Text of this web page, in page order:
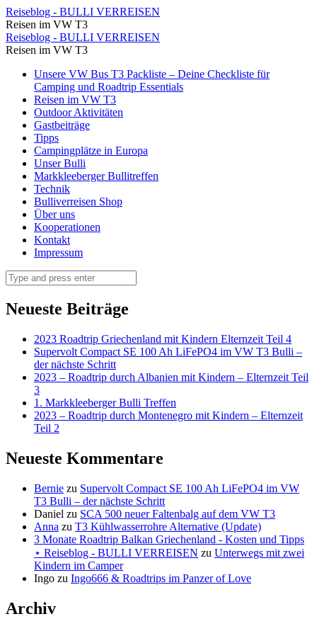
Mulde
-
Wandern
rund
Grimma
Reiseblog
BULLI
VERREISEN
Reiseblog - BULLI VERREISEN
Reisen im VW T3
Mulde
-
Wandern
rund
um
Grimma
Reiseblog
BULLI
VERREISEN
Reiseblog - BULLI VERREISEN
Reisen im VW T3
Skip
content
Unsere VW Bus T3 Packliste – Deine Checkliste für
Camping und Roadtrip Essentials
Reisen im VW T3
Outdoor Aktivitäten
Gastbeiträge
Tipps
Campingplätze in Europa
Unser Bulli
Markkleeberger Bullitreffen
Technik
Bulliverreisen Shop
Über uns
Kooperationen
Kontakt
Impressum
Search
Neueste Beiträge
2023 Roadtrip Griechenland mit Kindern Elternzeit Teil 4
Supervolt Compact SE 100 Ah LiFePO4 im VW T3 Bulli –
der nächste Schritt
2023 – Roadtrip durch Albanien mit Kindern – Elternzeit Teil
3
1. Markkleeberger Bulli Treffen
2023 – Roadtrip durch Montenegro mit Kindern – Elternzeit
Teil 2
Neueste Kommentare
Bernie zu Supervolt Compact SE 100 Ah LiFePO4 im VW
T3 Bulli – der nächste Schritt
Daniel zu SCA 500 neuer Faltenbalg auf dem VW T3
Anna zu T3 Kühlwasserrohre Alternative (Update)
3 Monate Roadtrip Balkan Griechenland - Kosten und Tipps
⋆ Reiseblog - BULLI VERREISEN zu Unterwegs mit zwei
Kindern im Camper
Ingo zu Ingo666 & Roadtrips im Panzer of Love
Archiv